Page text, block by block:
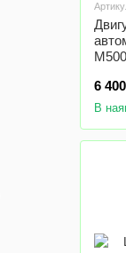
6
В